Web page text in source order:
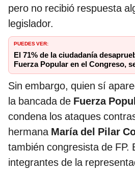
pero no recibió respuesta
legislador.
PUEDES VER:
El 71% de la ciudadanía
Fuerza Popular en el Congreso,
Sin embargo, quien sí
la bancada de Fuerza
condena los ataques
hermana María del Pilar
también congresista de FP.
integrantes de la